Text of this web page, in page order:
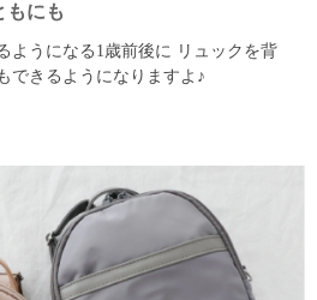
もにも
ようになる1歳前後に リュックを背
できるようになりますよ♪